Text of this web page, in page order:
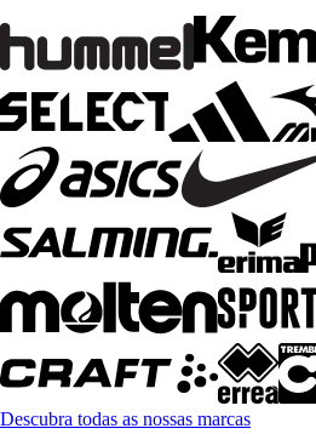
Descubra todas as nossas marcas